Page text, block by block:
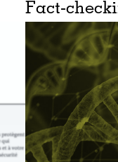
Fact-